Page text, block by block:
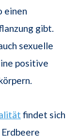
einen
gibt.
sexuelle
positive
findet sich